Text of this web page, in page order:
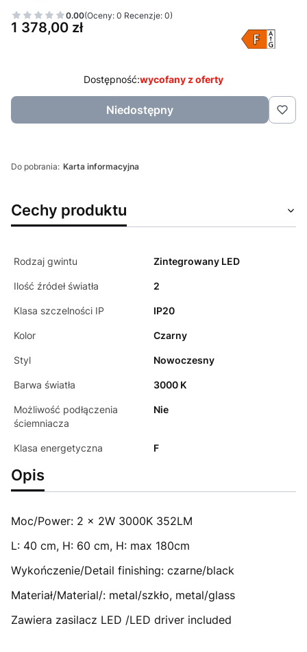
0.00(Oceny: 0 Recenzje: 0)
Cena
1 378,00 zł
Dostępność:wycofany z oferty
Niedostępny
Do pobrania: Karta informacyjna
Cechy produktu
Rodzaj gwintu Zintegrowany LED
Ilość źródeł światła 2
Klasa szczelności IP IP20
Kolor Czarny
Styl Nowoczesny
Barwa światła 3000 K
Możliwość podłączenia
ściemniacza
Nie
Klasa energetyczna F
Opis
Moc/Power: 2 x 2W 3000K 352LM
L: 40 cm, H: 60 cm, H: max 180cm
Wykończenie/Detail finishing: czarne/black
Materiał/Material/: metal/szkło, metal/glass
Zawiera zasilacz LED /LED driver included